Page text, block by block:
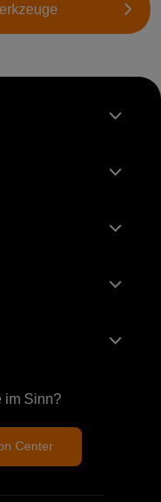
im Sinn?
Center